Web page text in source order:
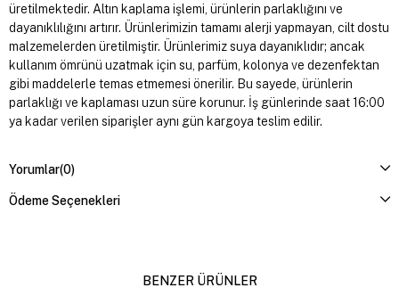
üretilmektedir. Altın kaplama işlemi, ürünlerin parlaklığını ve
dayanıklılığını artırır. Ürünlerimizin tamamı alerji yapmayan, cilt dostu
malzemelerden üretilmiştir. Ürünlerimiz suya dayanıklıdır; ancak
kullanım ömrünü uzatmak için su, parfüm, kolonya ve dezenfektan
gibi maddelerle temas etmemesi önerilir. Bu sayede, ürünlerin
parlaklığı ve kaplaması uzun süre korunur. İş günlerinde saat 16:00
ya kadar verilen siparişler aynı gün kargoya teslim edilir.
Yorumlar(0)
Ödeme Seçenekleri
BENZER ÜRÜNLER